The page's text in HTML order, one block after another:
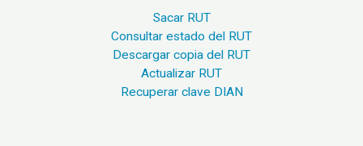
Sacar RUT
Consultar estado del RUT
Descargar copia del RUT
Actualizar RUT
Recuperar clave DIAN